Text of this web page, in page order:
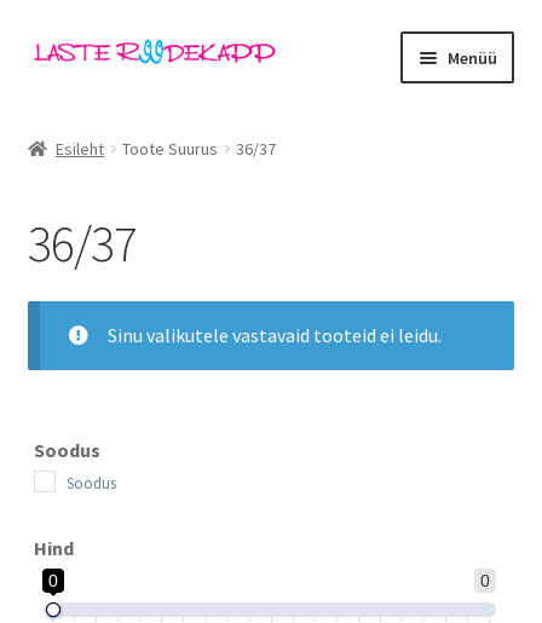
Liigu
Liigu
Menüü
Poisid
Beebid
Kaubamärgid
Ava
Esileht Toote Suurus 36/37
36/37
Sinu valikutele vastavaid tooteid ei leidu.
Soodus
Soodus
Hind
0
0